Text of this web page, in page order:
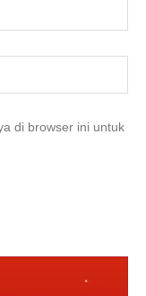
di browser ini untuk